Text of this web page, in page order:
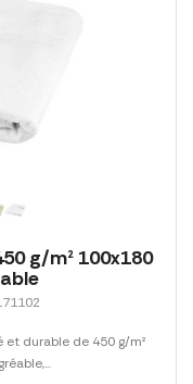
g/m² 100x180
durable de 450 g/m²